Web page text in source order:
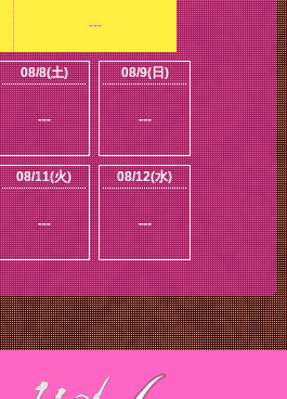
---
08/8(土)
---
08/9(日)
---
08/11(火)
---
08/12(水)
---